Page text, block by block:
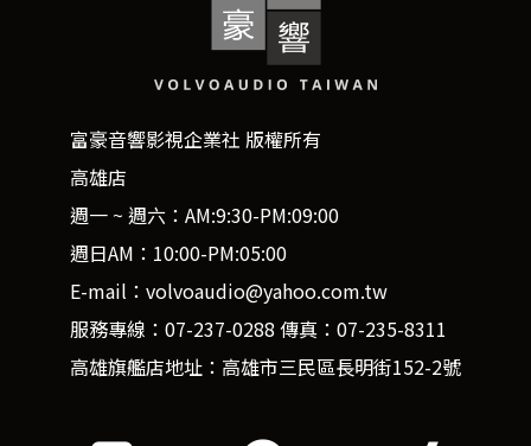
富豪音響影視企業社 版權所有
高雄店
週一 ~ 週六：AM:9:30-PM:09:00
週日AM：10:00-PM:05:00
E-mail：volvoaudio@yahoo.com.tw
服務專線：07-237-0288 傳真：07-235-8311
高雄旗艦店地址：高雄市三民區長明街152-2號